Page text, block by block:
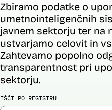
Zbiramo podatke o
umetnointeligenčnih
javnem sektorju ter na
ustvarjamo celovit in
Zahtevamo popolno
transparentnost pri
sektorju.
IŠČI PO REGISTRU